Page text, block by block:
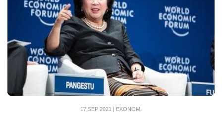
17 SEP 2021 | EKONOMI